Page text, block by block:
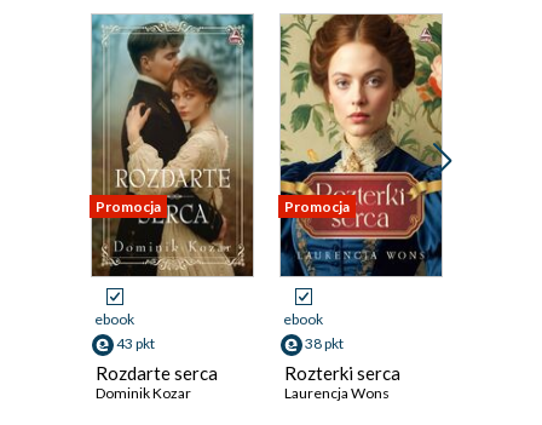
Promocja
ebook
43 pkt
Rozdarte serca
Dominik Kozar
Promocja
ebook
38 pkt
Rozterki serca
Laurencja Wons